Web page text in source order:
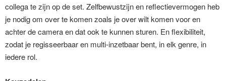
collega te zijn op de set. Zelfbewustzijn en reflectievermogen heb
je nodig om over te komen zoals je over wilt komen voor en
achter de camera en dat ook te kunnen sturen. En flexibiliteit,
zodat je regisseerbaar en multi-inzetbaar bent, in elk genre, in
iedere rol.